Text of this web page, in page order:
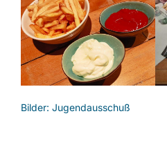
Bilder: Jugendausschuß